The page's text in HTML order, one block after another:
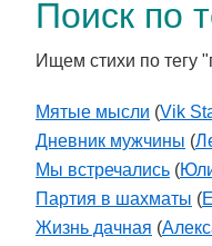
Поиск по
Ищем стихи по тегу
Мятые мысли (Vik
Дневник мужчины (
Мы встречались (
Партия в шахматы (
Жизнь дачная (